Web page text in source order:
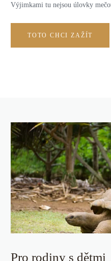
Výjimkami tu nejsou úlovky
TOTO CHCI ZAŽÍT
Pro rodiny s dětmi